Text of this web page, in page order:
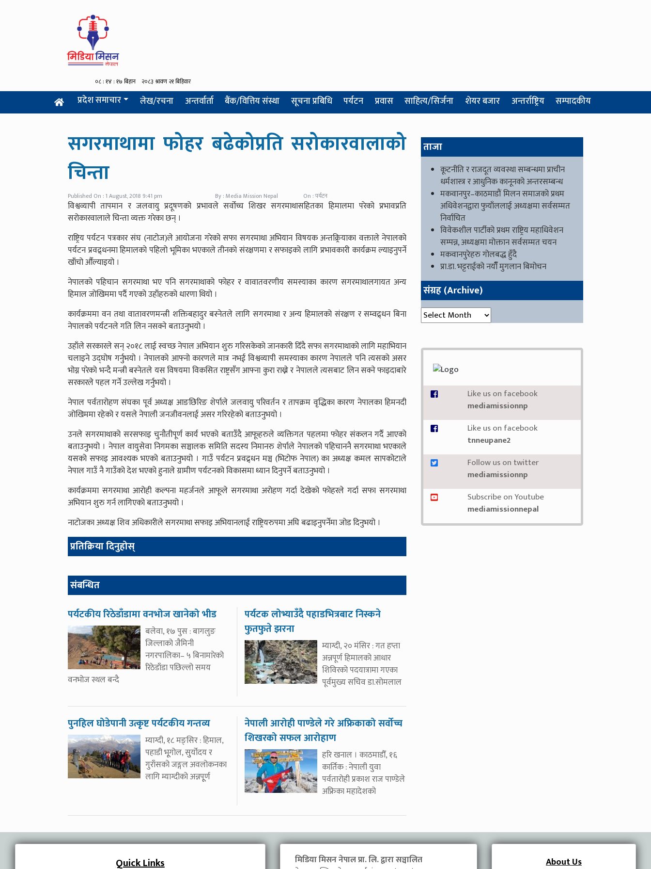
प्रदेश समाचार लेख/रचना अन्तर्वार्ता बैंक/वित्तिय संस्था सूचना प्रबिधि पर्यटन प्रवास साहित्य/सिर्जना शेयर बजार अन्तर्राष्ट्रिय सम्पादकीय
सगरमाथामा फोहर बढेकोप्रति सरोकारवालाको
चिन्ता
Published On : 1 August, 2018 9:41 pm By : Media Mission Nepal On : पर्यटन
विश्वव्यापी तापमान र जलवायु प्रदूषणको प्रभावले सर्वोच्च शिखर सगरमाथासहितका हिमालमा परेको प्रभावप्रति
सरोकारवालाले चिन्ता व्यक्त गरेका छन् ।
राष्ट्रिय पर्यटन पत्रकार संघ (नाटोज)ले आयोजना गरेको सफा सगरमाथा अभियान विषयक अन्तक्र्रियाका वक्ताले नेपालको
पर्यटन प्रवद्र्धनमा हिमालको पहिलो भूमिका भएकाले तीनको संरक्षणमा र सफाइको लागि प्रभावकारी कार्यक्रम ल्याइनुपर्ने
खाँचो औँल्याइयो ।
नेपालको पहिचान सगरमाथा भए पनि सगरमाथाको फोहर र वावातवरणीय समस्याका कारण सगरमाथालगायत अन्य
हिमाल जोखिममा पर्दै गएको उहाँहरुको धारणा थियो ।
कार्यक्रममा वन तथा वातावरणमन्त्री शक्तिबहादुर बस्नेतले लागि सगरमाथा र अन्य हिमालको संरक्षण र सम्वद्र्धन बिना
नेपालको पर्यटनले गति लिन नसक्ने बताउनुभयो ।
उहाँले सरकारले सन् २०१८ लाई स्वच्छ नेपाल अभियान शुरु गरिसकेको जानकारी दिँदै सफा सगरमाथाको लागि महाभियान
चलाइने उद्घोष गर्नुभयो । नेपालको आफ्नो कारणले मात्र नभई विश्वव्यापी समस्याका कारण नेपालले पनि त्यसको असर
भोग्न परेको भन्दै मन्त्री बस्नेतले यस विषयमा विकसित राष्ट्रसँग आफ्ना कुरा राख्ने र नेपालले त्यसबाट लिन सक्ने फाइदाबारे
सरकारले पहल गर्ने उल्लेख गर्नुभयो ।
नेपाल पर्वतारोहण संघका पूर्व अध्यक्ष आङछिरिङ शेर्पाले जलवायु परिवर्तन र तापक्रम वृद्धिका कारण नेपालका हिमनदी
जोखिममा रहेको र यसले नेपाली जनजीवनलाई असर गरिरहेको बताउनुभयो ।
उनले सगरमाथाको सरसफाइ चुनौतीपूर्ण कार्य भएको बताउँदै आफूहरुले व्यक्तिगत पहलमा फोहर संकलन गर्दै आएको
बताउनुभयो । नेपाल वायुसेवा निगमका सञ्चालक समिति सदस्य निमानरु शेर्पाले नेपालको पहिचाननै सगरमाथा भएकाले
यसको सफाइ आवश्यक भएको बताउनुभयो । गाउँ पर्यटन प्रवद्र्धन मञ्च (भिटोफ नेपाल) का अध्यक्ष कमल सापकोटाले
नेपाल गाउँ नै गाउँको देश भएको हुनाले ग्रामीण पर्यटनको विकासमा ध्यान दिनुपर्ने बताउनुभयो ।
कार्यक्रममा सगरमाथा आरोही कल्पना महर्जनले आफूले सगरमाथा अरोहण गर्दा देखेको फोहरले गर्दा सफा सगरमाथा
अभियान शुरु गर्न लागिएको बताउनुभयो ।
नाटोजका अध्यक्ष शिव अधिकारीले सगरमाथा सफाइ अभियानलाई राष्ट्रियरुपमा अघि बढाइनुपर्नेमा जोड दिनुभयो ।
प्रतिक्रिया दिनुहोस्
संबन्धित
पर्यटकीय रिठेडाँडामा वनभोज खानेको भीड
बलेवा, १७ पुस : बागलुङ
जिल्लाको जैमिनी
नगरपालिका– ५ बिनामारेको
रिठेडाँडा पछिल्लो समय
वनभोज स्थल बन्दै
पर्यटक लोभ्याउँदै पहाडभित्रबाट निस्कने
फुतफुते झरना
म्याग्दी, २० मंसिर : गत हप्ता
अन्नपूर्ण हिमालको आधार
शिविरको पदयात्रामा गएका
पूर्वमुख्य सचिव डा.सोमलाल
पुनहिल घोडेपानी उत्कृष्ट पर्यटकीय गन्तव्य
म्याग्दी, १८ मङ्सिर : हिमाल,
पहाडी भूूगोल, सुुर्योदय र
गुराँसको जङ्गल अवलोकनका
लागि म्याग्दीको अन्नपूूर्ण
नेपाली आरोही पाण्डेले गरे अफ्रिकाको सर्वोच्च
शिखरको सफल आरोहाण
हरि खनाल । काठमाडौँ, १६
कार्तिक : नेपाली युवा
पर्वतारोही प्रकाश राज पाण्डेले
अफ्रिका महादेशको
ताजा
कूटनीति र राजदूत व्यवस्था सम्बन्धमा प्राचीन
धर्मशास्त्र र आधुनिक कानूनको अन्तरसम्बन्ध
मकवानपुर–काठमाडौं मिलन समाजको प्रथम
अधिवेशनद्वारा फुयाँललाई अध्यक्षमा सर्वसम्मत
निर्वाचित
विवेकशील पार्टीको प्रथम राष्ट्रिय महाधिवेशन
सम्पन्न, अध्यक्षमा मोक्तान सर्वसम्मत चयन
मकवानपुरेहरु गोलबद्ध हुँदै
प्रा.डा. भट्टराईको नयाँँ मुगलान बिमोचन
संग्रह (Archive)
संग्रह (Archive)
Like us on facebook
mediamissionnp
Like us on facebook
tnneupane2
Follow us on twitter
mediamissionnp
Subscribe on Youtube
mediamissionnepal
Quick Links
मिडिया मिसन नेपाल प्रा. लि. द्वारा सञ्चालित
About Us